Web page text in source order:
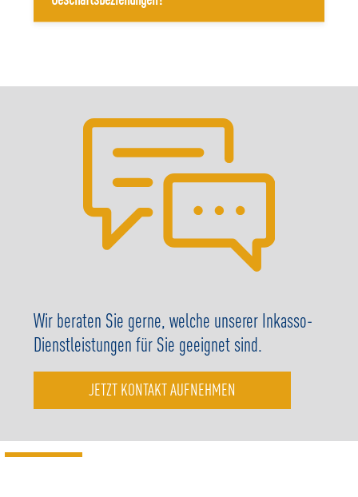
Wir beraten Sie gerne, welche unserer Inkasso-
Dienstleistungen für Sie geeignet sind.
JETZT KONTAKT AUFNEHMEN